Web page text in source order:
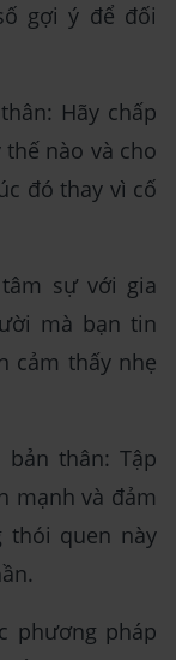
gợi ý để đối
Hãy chấp
nào và cho
đó thay vì cố
sự với gia
mà bạn tin
cảm thấy nhẹ
bản thân: Tập
mạnh và đảm
thói quen này
phương pháp